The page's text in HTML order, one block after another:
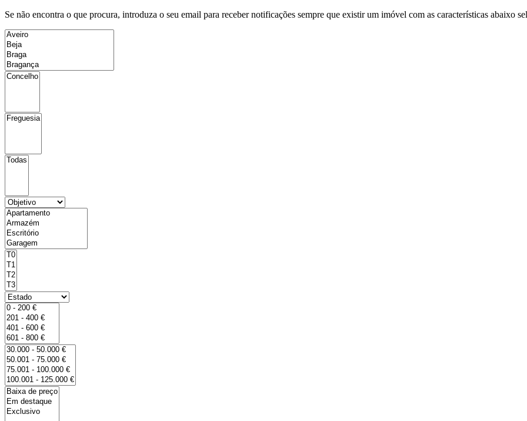
Se não encontra o que procura, introduza o seu email para receber notificações sempre que existir um imóvel com as características abaixo